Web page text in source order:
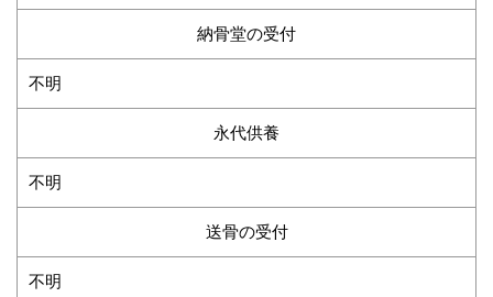
納骨堂の受付
不明
永代供養
不明
送骨の受付
不明